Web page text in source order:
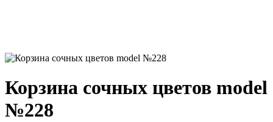
Корзина сочных цветов model
№228